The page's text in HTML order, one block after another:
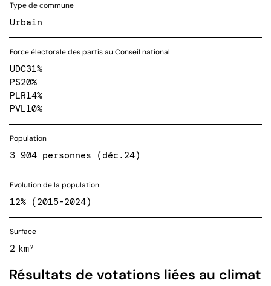
Type de commune
Urbain
Force électorale des partis au Conseil national
UDC31%
PS20%
PLR14%
PVL10%
Population
3 904 personnes (déc.24)
Evolution de la population
12% (2015-2024)
Surface
2 km²
Résultats de votations liées au climat